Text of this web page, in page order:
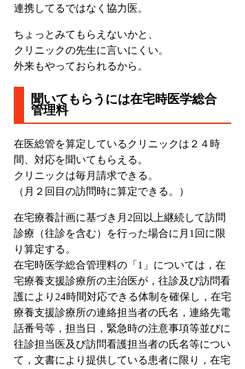
連携してるではなく協力医。
ちょっとみてもらえないかと、
クリニックの先生に言いにくい。
外来もやっておられるから。
聞いてもらうには在宅時医学総合
管理料
在医総管を算定しているクリニックは２４時
間、対応を聞いてもらえる。
クリニックは毎月請求できる。
（月２回目の訪問時に算定できる。）
在宅療養計画に基づき月2回以上継続して訪問
診療（往診を含む）を行った場合に月1回に限
り算定する。
在宅時医学総合管理料の「1」については，在
宅療養支援診療所の主治医が，往診及び訪問看
護により24時間対応できる体制を確保し，在宅
療養支援診療所の連絡担当者の氏名，連絡先電
話番号等，担当日，緊急時の注意事項等並びに
往診担当医及び訪問看護担当者の氏名等につい
て，文書により提供している患者に限り，在宅